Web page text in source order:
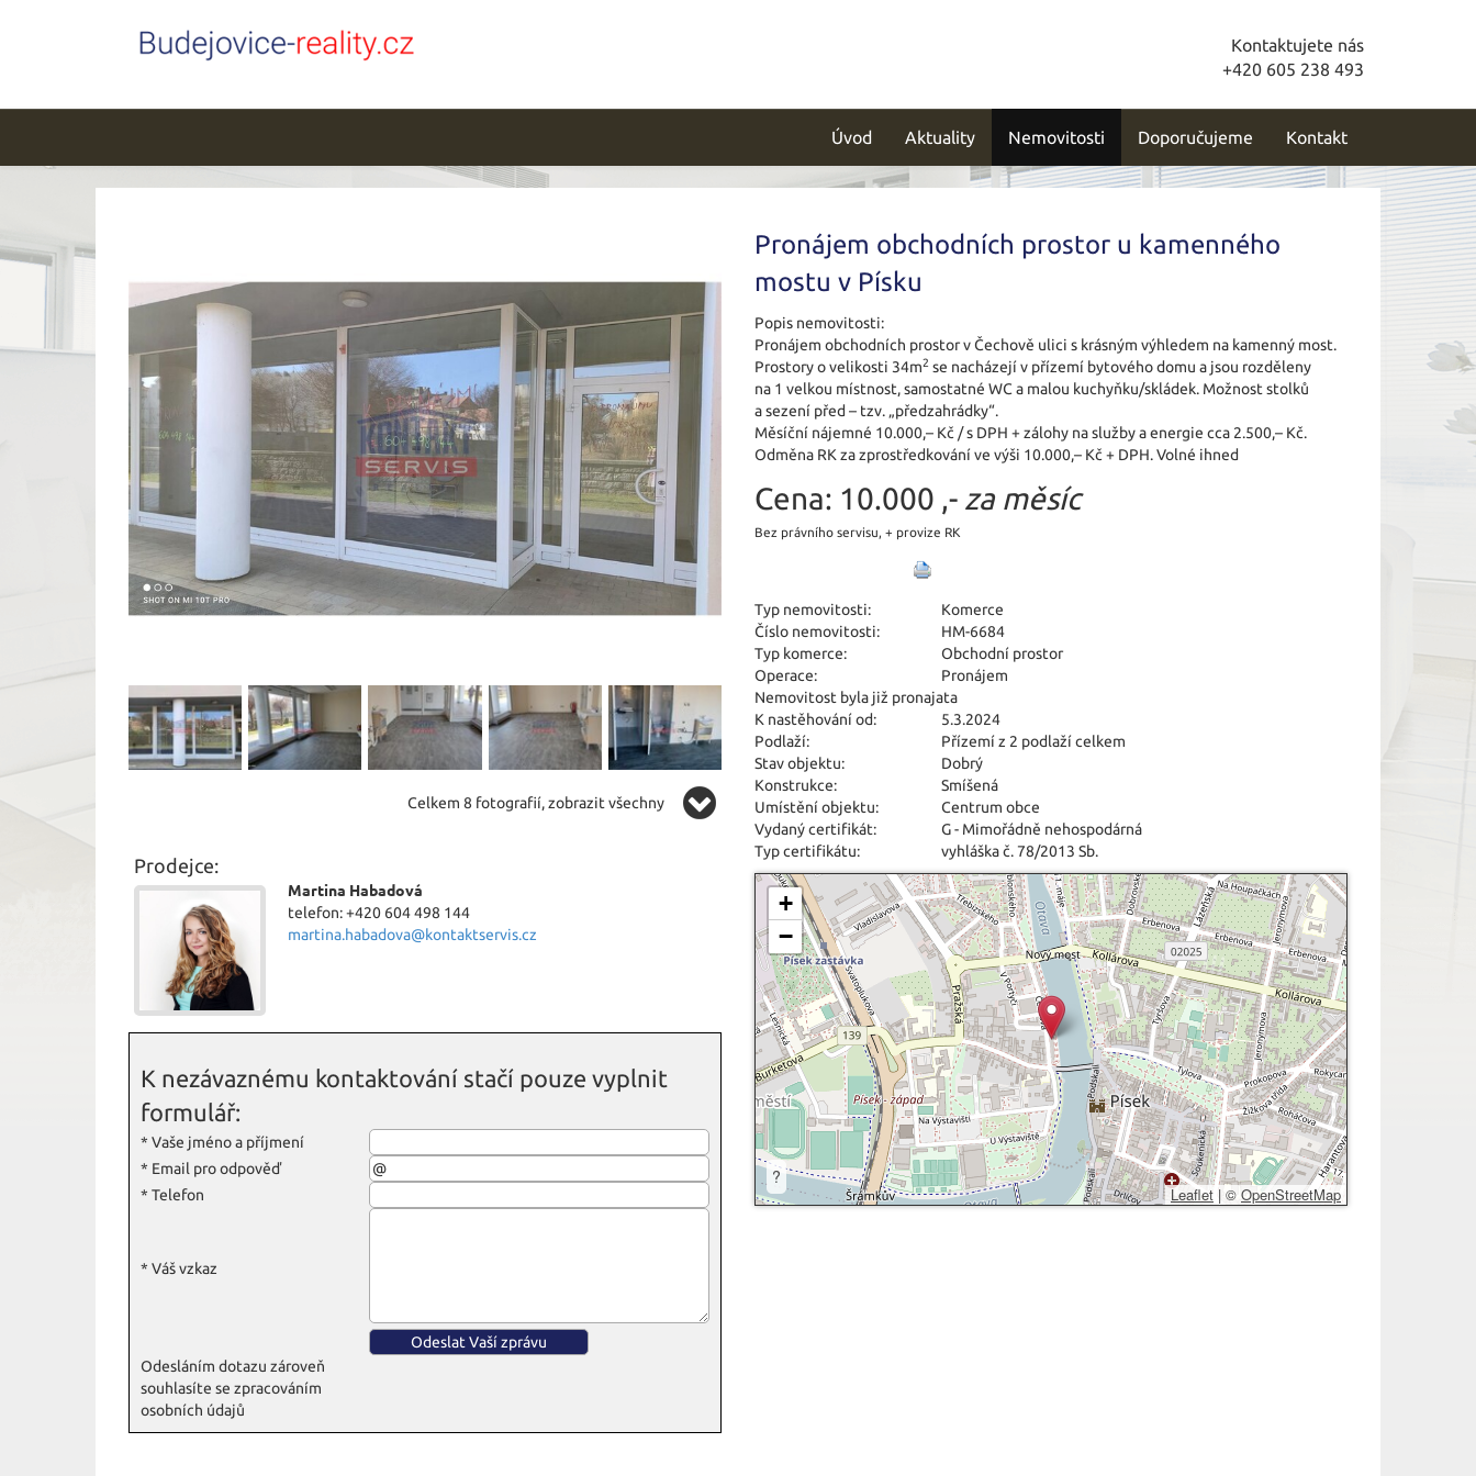
Kontaktujete nás
+420 605 238 493
Úvod Aktuality Nemovitosti Doporučujeme Kontakt
Celkem 8 fotografií, zobrazit všechny
Prodejce:
Martina Habadová
telefon: +420 604 498 144
martina.habadova@kontaktservis.cz
K nezávaznému kontaktování stačí pouze vyplnit
formulář:
* Vaše jméno a příjmení
* Email pro odpověď
* Telefon
* Váš vzkaz
Odesláním dotazu zároveň
souhlasíte se zpracováním
osobních údajů
Pronájem obchodních prostor u kamenného
mostu v Písku
Popis nemovitosti:
Pronájem obchodních prostor v Čechově ulici s krásným výhledem na kamenný most.
Prostory o velikosti 34m2 se nacházejí v přízemí bytového domu a jsou rozděleny
na 1 velkou místnost, samostatné WC a malou kuchyňku/skládek. Možnost stolků
a sezení před – tzv. „předzahrádky“.
Měsíční nájemné 10.000,– Kč / s DPH + zálohy na služby a energie cca 2.500,– Kč.
Odměna RK za zprostředkování ve výši 10.000,– Kč + DPH. Volné ihned
Cena: 10.000 ,- za měsíc
Bez právního servisu, + provize RK
Typ nemovitosti:
Komerce
Číslo nemovitosti:
HM-6684
Typ komerce:
Obchodní prostor
Operace:
Pronájem
Nemovitost byla již pronajata
K nastěhování od:
5.3.2024
Podlaží:
Přízemí z 2 podlaží celkem
Stav objektu:
Dobrý
Konstrukce:
Smíšená
Umístění objektu:
Centrum obce
Vydaný certifikát:
G - Mimořádně nehospodárná
Typ certifikátu:
vyhláška č. 78/2013 Sb.
+
−
?
Leaflet | © OpenStreetMap